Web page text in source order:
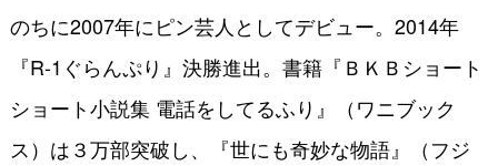
のちに2007年にピン芸人としてデビュー。2014年
『R-1ぐらんぷり』決勝進出。書籍『ＢＫＢショート
ショート小説集 電話をしてるふり』（ワニブック
ス）は３万部突破し、『世にも奇妙な物語』（フジ